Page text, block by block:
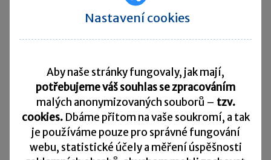
na sociální a zdravotní pojištění evidované
uhrazeno do 20. ledna následujícího roku
přiznání. Dalším takovým nákladem jedaň
z nemovitých věcíúčtovanána účtu 532nebo
smluvní pokuty a úroky z prodlení
plynoucí
ze závazkových vztahů vedenéna účtu 544.
V čem podnikatelé často chybují
Nastavení cookies
Aby naše stránky fungovaly, jak mají,
potřebujeme váš souhlas se zpracováním
malých anonymizovaných souborů – tzv.
cookies. Dbáme přitom na vaše soukromí, a tak
je používáme pouze pro správné fungování
webu, statistické účely a měření úspěšnosti